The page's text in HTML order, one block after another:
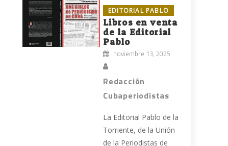
EDITORIAL PABLO
Libros en venta
de la Editorial
Pablo
noviembre 13, 2025
Redacción
Cubaperiodistas
La Editorial Pablo de la
Torriente, de la Unión
de la Periodistas de